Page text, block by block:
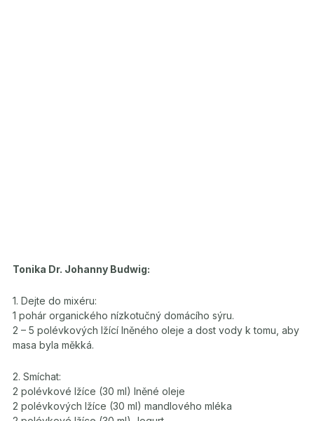
Tonika Dr. Johanny Budwig:
1. Dejte do mixéru:
1 pohár organického nízkotučný domácího sýru.
2 – 5 polévkových lžící lněného oleje a dost vody k tomu, aby
masa byla měkká.
2. Smíchat:
2 polévkové lžíce (30 ml) lněné oleje
2 polévkových lžíce (30 ml) mandlového mléka